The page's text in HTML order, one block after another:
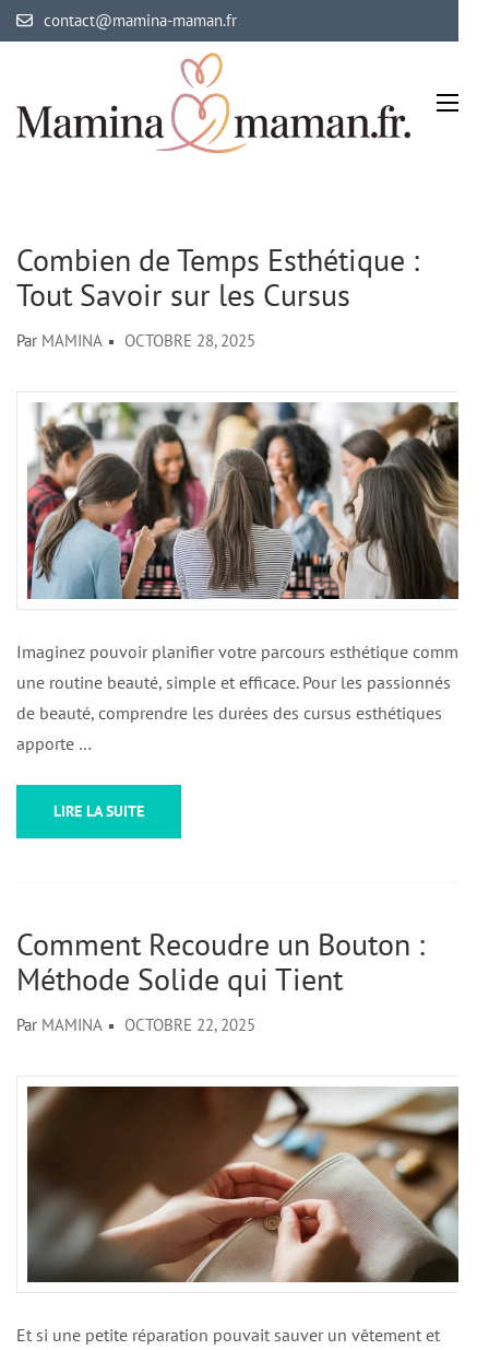
Aller
au
(Pressez
Entrée)
contact@mamina-maman.fr
Combien de Temps Esthétique :
Tout Savoir sur les Cursus
Par MAMINA OCTOBRE 28, 2025
Imaginez pouvoir planifier votre parcours esthétique comme
une routine beauté, simple et efficace. Pour les passionnés
de beauté, comprendre les durées des cursus esthétiques
apporte …
LIRE LA SUITE
Comment Recoudre un Bouton :
Méthode Solide qui Tient
Par MAMINA OCTOBRE 22, 2025
Et si une petite réparation pouvait sauver un vêtement et